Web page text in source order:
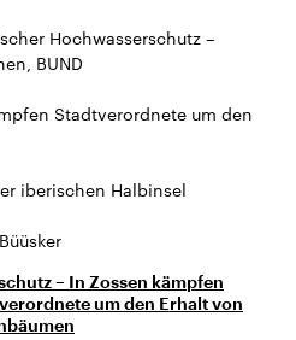
Hochwasserschutz –
BUND
Stadtverordnete um den
iberischen Halbinsel
– In Zossen kämpfen
um den Erhalt von